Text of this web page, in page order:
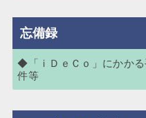
忘備録
◆「ｉＤｅＣｏ」にかか
件等